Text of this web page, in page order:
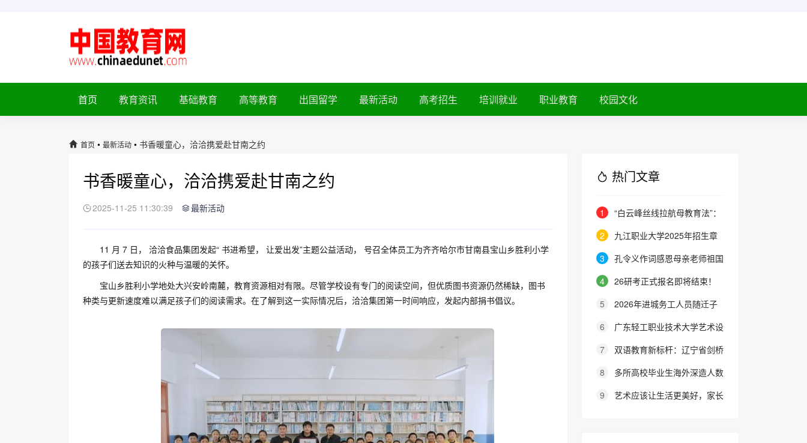
首页 教育资讯 基础教育 高等教育 出国留学 最新活动 高考招生 培训就业 职业教育 校园文化
首页 • 最新活动 • 书香暖童心，洽洽携爱赴甘南之约
书香暖童心，洽洽携爱赴甘南之约
2025-11-25 11:30:39 最新活动
11 月 7 日， 洽洽食品集团发起“ 书进希望， 让爱出发”主题公益活动， 号召全体员工为齐齐哈尔市甘南县宝山乡胜利小学
的孩子们送去知识的火种与温暖的关怀。
宝山乡胜利小学地处大兴安岭南麓，教育资源相对有限。尽管学校设有专门的阅读空间，但优质图书资源仍然稀缺，图书
种类与更新速度难以满足孩子们的阅读需求。在了解到这一实际情况后，洽洽集团第一时间响应，发起内部捐书倡议。
热门文章
1
“白云峰丝线拉航母教育法”：
撬动高中 教育教学方式变化的必
2
九江职业大学2025年招生章
程
3
孔令义作词感恩母亲老师祖国
的经典歌曲《忘不了》再次唱响
4
26研考正式报名即将结束！
上财滴水湖高金MF金融硕士最全
5
2026年进城务工人员随迁子
女在京参加高等职业学校招生考试
6
广东轻工职业技术大学艺术设
计学院建院50周年系列庆典活动成
7
双语教育新标杆：辽宁省剑桥
英语考务中心与大连金普新区华美
范学校
8
多所高校毕业生海外深造人数
回升 出国留学释放触底反弹信号
9
艺术应该让生活更美好，家长